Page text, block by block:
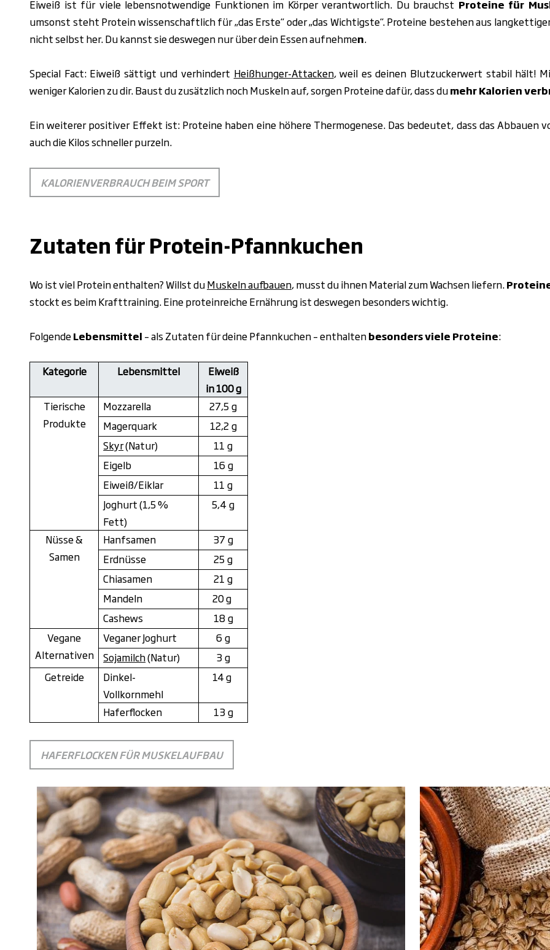
Eiweiß ist für viele lebensnotwendige Funktionen im Körper verantwortlich. Du brauchst Proteine für
umsonst steht Protein wissenschaftlich für „das Erste“ oder „das Wichtigste“. Proteine bestehen aus
nicht selbst her. Du kannst sie deswegen nur über dein Essen aufnehmen.
Special Fact: Eiweiß sättigt und verhindert Heißhunger-Attacken, weil es deinen Blutzuckerwert stabil hält!
weniger Kalorien zu dir. Baust du zusätzlich noch Muskeln auf, sorgen Proteine dafür, dass dumehr Kalorien
Ein weiterer positiver Effekt ist: Proteine haben eine höhere Thermogenese. Das bedeutet, dass das Abbauen
auch die Kilos schneller purzeln.
KALORIENVERBRAUCH BEIM SPORT
Zutaten für Protein-Pfannkuchen
Wo ist viel Protein enthalten? Willst duMuskeln aufbauen, musst du ihnen Material zum Wachsen liefern.
stockt es beim Krafttraining. Eine proteinreiche Ernährung ist deswegen besonders wichtig.
FolgendeLebensmittel – als Zutaten für deine Pfannkuchen – enthaltenbesonders viele Proteine:
Kategorie Lebensmittel
Eiweiß
in 100 g
Tierische
Produkte
Mozzarella 27,5g
Magerquark
12,2 g
Skyr(Natur) 11 g
Eigelb
16g
Eiweiß/Eiklar
11 g
Joghurt (1,5 %
Fett)
5,4g
Nüsse &
Samen
Hanfsamen 37 g
Erdnüsse
25g
Chiasamen
21 g
Mandeln
20 g
Cashews
18g
Vegane
Alternativen
Veganer Joghurt 6g
Sojamilch(Natur) 3g
Getreide
Dinkel-
Vollkornmehl
14 g
Haferflocken 13g
HAFERFLOCKEN FÜR MUSKELAUFBAU